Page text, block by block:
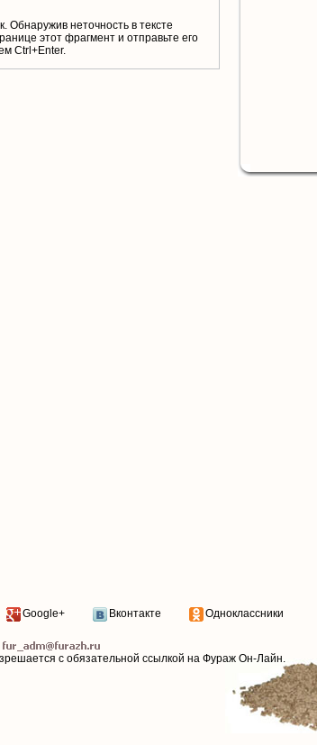
Обнаружив неточность в тексте
этот фрагмент и отправьте его
Ctrl+Enter.
Google+ Вконтакте Одноклассники
с обязательной ссылкой на Фураж Он-Лайн.